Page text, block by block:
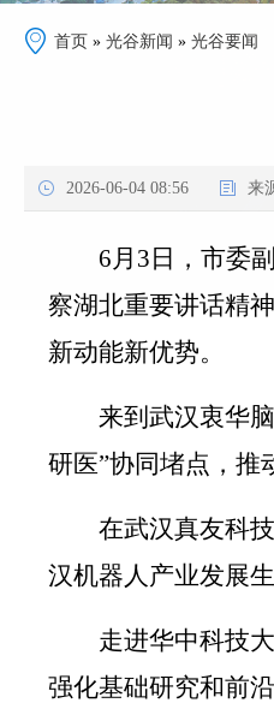
首页 » 光谷新闻 » 光谷要闻
2026-06-04 08:56 来
6月3日，市委
察湖北重要讲话精
新动能新优势。
来到武汉衷华
研医”协同堵点，推
在武汉真友科
汉机器人产业发展
走进华中科技
强化基础研究和前